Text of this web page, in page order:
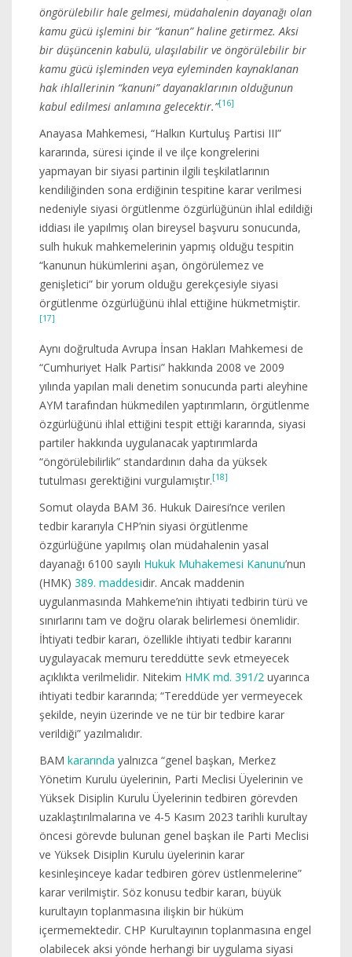
öngörülebilir hale gelmesi, müdahalenin dayanağı olan
kamu gücü işlemini bir “kanun” haline getirmez. Aksi
bir düşüncenin kabulü, ulaşılabilir ve öngörülebilir bir
kamu gücü işleminden veya eyleminden kaynaklanan
hak ihlallerinin “kanuni” dayanaklarının olduğunun
kabul edilmesi anlamına gelecektir.”[16]
Anayasa Mahkemesi, “Halkın Kurtuluş Partisi III”
kararında, süresi içinde il ve ilçe kongrelerini
yapmayan bir siyasi partinin ilgili teşkilatlarının
kendiliğinden sona erdiğinin tespitine karar verilmesi
nedeniyle siyasi örgütlenme özgürlüğünün ihlal edildiği
iddiası ile yapılmış olan bireysel başvuru sonucunda,
sulh hukuk mahkemelerinin yapmış olduğu tespitin
“kanunun hükümlerini aşan, öngörülemez ve
genişletici” bir yorum olduğu gerekçesiyle siyasi
örgütlenme özgürlüğünü ihlal ettiğine hükmetmiştir.
[17]
Aynı doğrultuda Avrupa İnsan Hakları Mahkemesi de
“Cumhuriyet Halk Partisi” hakkında 2008 ve 2009
yılında yapılan mali denetim sonucunda parti aleyhine
AYM tarafından hükmedilen yaptırımların, örgütlenme
özgürlüğünü ihlal ettiğini tespit ettiği kararında, siyasi
partiler hakkında uygulanacak yaptırımlarda
“öngörülebilirlik” standardının daha da yüksek
tutulması gerektiğini vurgulamıştır.[18]
Somut olayda BAM 36. Hukuk Dairesi’nce verilen
tedbir kararıyla CHP’nin siyasi örgütlenme
özgürlüğüne yapılmış olan müdahalenin yasal
dayanağı 6100 sayılı Hukuk Muhakemesi Kanunu’nun
(HMK) 389. maddesidir. Ancak maddenin
uygulanmasında Mahkeme’nin ihtiyati tedbirin türü ve
sınırlarını tam ve doğru olarak belirlemesi önemlidir.
İhtiyati tedbir kararı, özellikle ihtiyati tedbir kararını
uygulayacak memuru tereddütte sevk etmeyecek
açıklıkta verilmelidir. Nitekim HMK md. 391/2 uyarınca
ihtiyati tedbir kararında; “Tereddüde yer vermeyecek
şekilde, neyin üzerinde ve ne tür bir tedbire karar
verildiği” yazılmalıdır.
BAM kararında yalnızca “genel başkan, Merkez
Yönetim Kurulu üyelerinin, Parti Meclisi Üyelerinin ve
Yüksek Disiplin Kurulu Üyelerinin tedbiren görevden
uzaklaştırılmalarına ve 4-5 Kasım 2023 tarihli kurultay
öncesi görevde bulunan genel başkan ile Parti Meclisi
ve Yüksek Disiplin Kurulu üyelerinin karar
kesinleşinceye kadar tedbiren görev üstlenmelerine”
karar verilmiştir. Söz konusu tedbir kararı, büyük
kurultayın toplanmasına ilişkin bir hüküm
içermemektedir. CHP Kurultayının toplanmasına engel
olabilecek aksi yönde herhangi bir uygulama siyasi